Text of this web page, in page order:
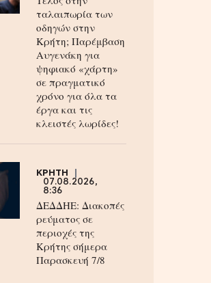
ταλαιπωρία των
οδηγών στην
Κρήτη; Παρέμβαση
Αυγενάκη για
ψηφιακό «χάρτη»
σε πραγματικό
χρόνο για όλα τα
έργα και τις
κλειστές λωρίδες!
ΚΡΗΤΗ
07.08.2026,
8:36
ΔΕΔΔΗΕ: Διακοπές
ρεύματος σε
περιοχές της
Κρήτης σήμερα
Παρασκευή 7/8